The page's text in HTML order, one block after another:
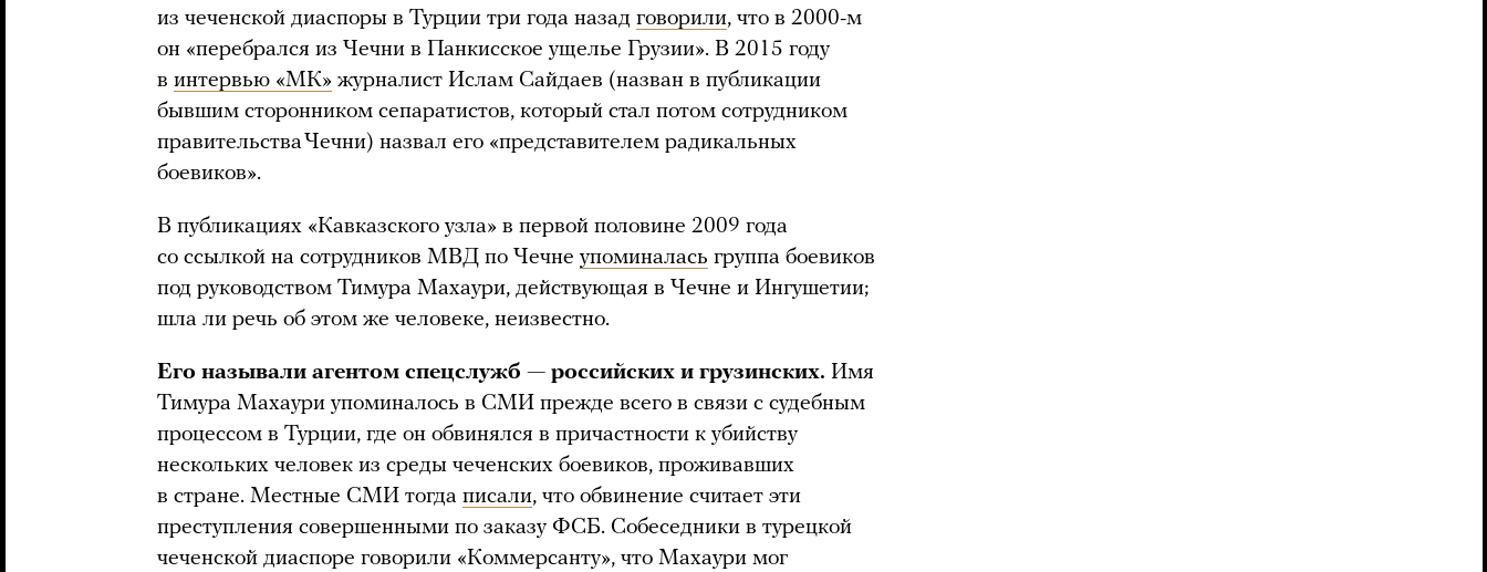
из чеченской диаспоры в Турции три года назад говорили, что в 2000-м
он «перебрался из Чечни в Панкисское ущелье Грузии». В 2015 году
в интервью «МК» журналист Ислам Сайдаев (назван в публикации
бывшим сторонником сепаратистов, который стал потом сотрудником
правительства Чечни) назвал его «представителем радикальных
боевиков».
В публикациях «Кавказского узла» в первой половине 2009 года
со ссылкой на сотрудников МВД по Чечне упоминалась группа боевиков
под руководством Тимура Махаури, действующая в Чечне и Ингушетии;
шла ли речь об этом же человеке, неизвестно.
Его называли агентом спецслужб — российских и грузинских. Имя
Тимура Махаури упоминалось в СМИ прежде всего в связи с судебным
процессом в Турции, где он обвинялся в причастности к убийству
нескольких человек из среды чеченских боевиков, проживавших
в стране. Местные СМИ тогда писали, что обвинение считает эти
преступления совершенными по заказу ФСБ. Собеседники в турецкой
чеченской диаспоре говорили «Коммерсанту», что Махаури мог